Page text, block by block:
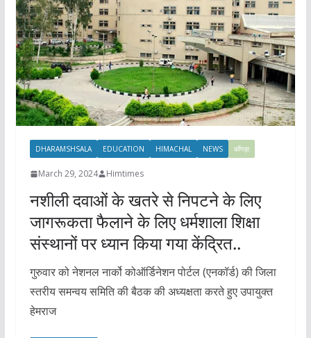
DHARAMSHSALA EDUCATION HIMACHAL NEWS काँगड़ा
March 29, 2024 Himtimes
नशीली दवाओं के खतरे से निपटने के लिए
जागरूकता फैलाने के लिए धर्मशाला शिक्षा
संस्थानों पर ध्यान किया गया केंद्रित..
गुरुवार को नेशनल नार्को कोऑर्डिनेशन पोर्टल (एनकॉर्ड) की जिला
स्तरीय समन्वय समिति की बैठक की अध्यक्षता करते हुए उपायुक्त
हेमराज